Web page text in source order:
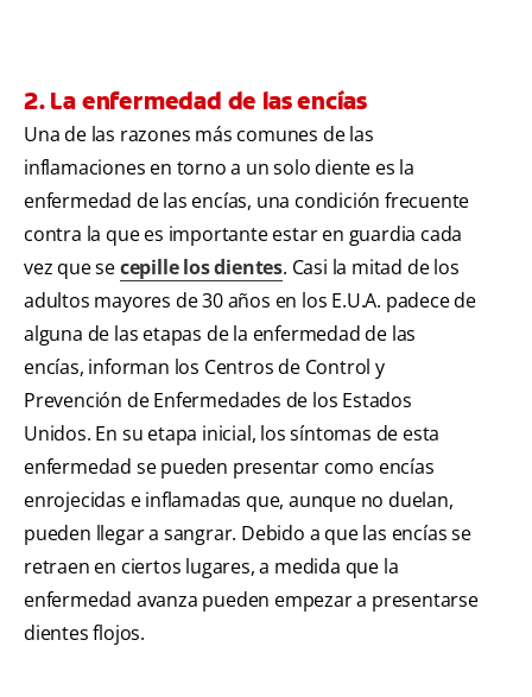
2. La enfermedad de las encías
Una de las razones más comunes de las
inflamaciones en torno a un solo diente es la
enfermedad de las encías, una condición frecuente
contra la que es importante estar en guardia cada
vez que secepille los dientes. Casi la mitad de los
adultos mayores de 30 años en los E.U.A. padece de
alguna de las etapas de la enfermedad de las
encías, informan los Centros de Control y
Prevención de Enfermedades de los Estados
Unidos. En su etapa inicial, los síntomas de esta
enfermedad se pueden presentar como encías
enrojecidas e inflamadas que, aunque no duelan,
pueden llegar a sangrar. Debido a que las encías se
retraen en ciertos lugares, a medida que la
enfermedad avanza pueden empezar a presentarse
dientes flojos.